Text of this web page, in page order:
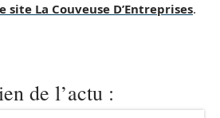
site La Couveuse D’Entreprises.
de l’actu :